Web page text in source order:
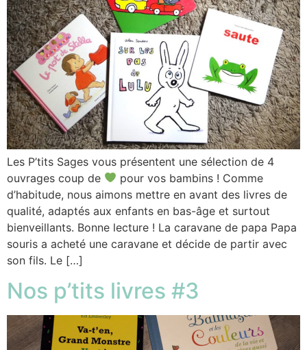
Les P’tits Sages vous présentent une sélection de 4
ouvrages coup de
pour vos bambins ! Comme
d’habitude, nous aimons mettre en avant des livres de
qualité, adaptés aux enfants en bas-âge et surtout
bienveillants. Bonne lecture ! La caravane de papa Papa
souris a acheté une caravane et décide de partir avec
son fils. Le […]
Nos p’tits livres #3